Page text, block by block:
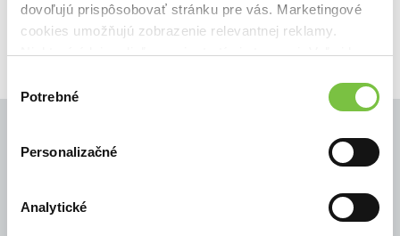
dovoľujú prispôsobovať stránku pre vás. Marketingové
cookies umožňujú zobrazenie relevantnej reklamy.
Niektoré údaje zdieľame aj s tretími stranami. Veľmi by
cookies.
súhlasu
Potrebné
Personalizačné
Analytické